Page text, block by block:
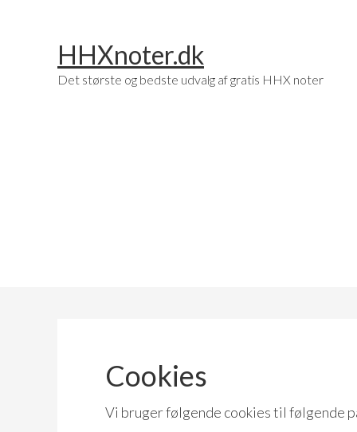
HHXnoter.dk
Det største og bedste udvalg af gratis HHX noter
Cookies
Vi bruger følgende cookies til følgende